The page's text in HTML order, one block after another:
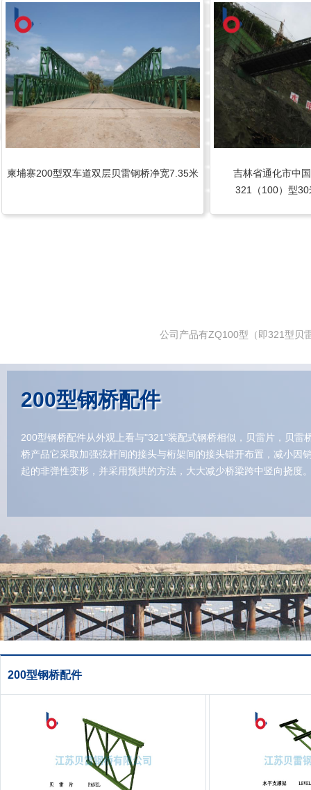
柬埔寨200型双车道双层贝雷钢桥净宽7.35米
吉林省通化市中
321（100）型
公司产品有ZQ100型（即321型贝
200型钢桥配件
200型钢桥配件从外观上看与"321"装配式钢桥相似，贝雷片，贝雷
桥产品它采取加强弦杆间的接头与桁架间的接头错开布置，减小因
起的非弹性变形，并采用预拱的方法，大大减少桥梁跨中竖向挠度
200型钢桥配件